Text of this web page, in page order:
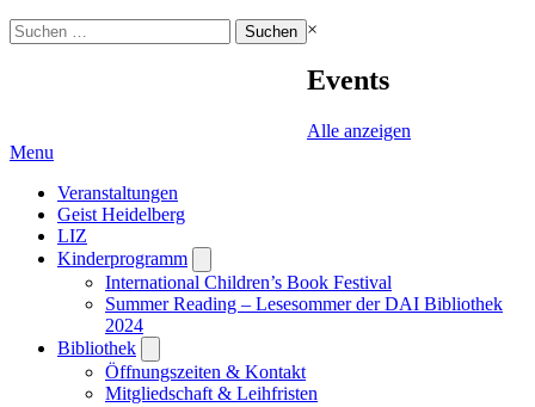
Suchen
nach:
×
Events
Alle anzeigen
Menu
Veranstaltungen
Geist Heidelberg
LIZ
Kinderprogramm
submenu
International Children’s Book Festival
Summer Reading – Lesesommer der DAI Bibliothek
2024
Bibliothek
submenu
Öffnungszeiten & Kontakt
Mitgliedschaft & Leihfristen